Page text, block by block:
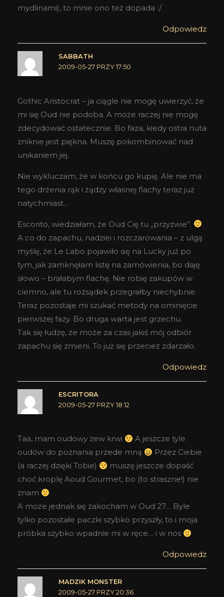
mydlinami), to mnie ono też dopada :/
Odpowiedz
SABBATH
2009-05-27 PRZY 17:50
Gothic Aristocrat – ja ciągle nie mogę uwierzyć, że
mi się Oud nie podoba. A może raczej nie mogę
zdecydować ostatecznie. Bo faza, kiedy ostra nuta
zniknie jest piękna. Muszę pokombinować nad
unikaniem jej.
Nie wykluczam, że w końcu go kupię. Ale nie ma
tego drżenia rąk i żądzy własnej flachy teraz już
natychmiast…
Escorito, wiedziałam, że Oud Cię tu „przyzwie”.
A co do zapachu, nadziei i rozczarowania – z ulgą
myślę, że Le Labo pojawiło się na Lucky już po
tym, jak zamknęłam listę na zamówienia, bo daję
słowo – brałabym flachę. Nie robię zakupów w
ciemno, ale tu rozsądek przegrałby niechybnie.
Teraz pozostaje mi szukać metody na ominięcie
pierwszej fazy. Bo druga warta jest grzechu.
Tak się łudzę, że może za czas jakiś mój odbiór
zapachu się zmieni. To już się przecież zdarzało.
Odpowiedz
ESCRITORA
2009-05-27 PRZY 18:12
Taa, mam oudowy zew krwi
A jeszcze tyle
oudów do poznania przede mną
Przez Ciebie
(a raczej dzięki Tobie)
muszę jeszcze dopaść
choć kroplę Aoud Gourmet, bo (to straszne!) nie
znam
A może jednak się zakocham w Oud 27… Byle
tylko pozostałe paczki szybko przyszły, to i moja
próbka szybko wpadnie mi w ręce… i w nos
Odpowiedz
MADZIK MONSTER
2009-05-27 PRZY 20:36